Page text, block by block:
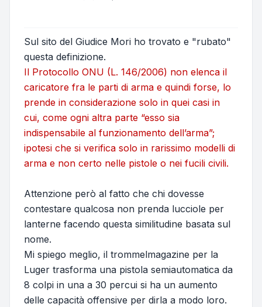
Sul sito del Giudice Mori ho trovato e "rubato"
questa definizione.
Il Protocollo ONU (L. 146/2006) non elenca il
caricatore fra le parti di arma e quindi forse, lo
prende in considerazione solo in quei casi in
cui, come ogni altra parte “esso sia
indispensabile al funzionamento dell’arma”;
ipotesi che si verifica solo in rarissimo modelli di
arma e non certo nelle pistole o nei fucili civili.
Attenzione però al fatto che chi dovesse
contestare qualcosa non prenda lucciole per
lanterne facendo questa similitudine basata sul
nome.
Mi spiego meglio, il trommelmagazine per la
Luger trasforma una pistola semiautomatica da
8 colpi in una a 30 percui si ha un aumento
delle capacità offensive per dirla a modo loro.